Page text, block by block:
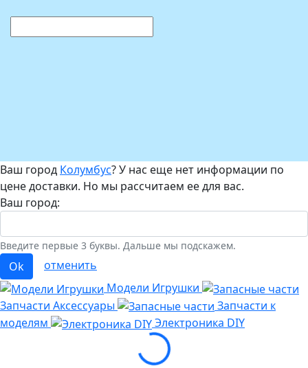
Ваш город Колумбус? У нас еще нет информации по
цене доставки. Но мы рассчитаем ее для вас.
Ваш город:
Введите первые 3 буквы. Дальше мы подскажем.
Ok
отменить
Модели Игрушки
Запчасти Аксессуары
Запчасти к
моделям
Электроника DIY
Loading...